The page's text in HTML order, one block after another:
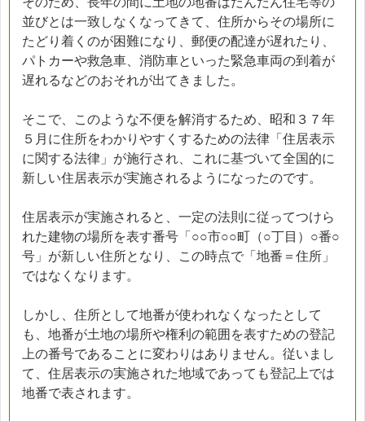
並びとは一致しなくなってきて、住所からその場所に
たどり着くのが困難になり、郵便の配達が遅れたり、
パトカーや救急車、消防車といった緊急車両の到着が
遅れるなどのおそれが出てきました。
そこで、このような不便を解消するため、昭和３７年
５月に住所をわかりやすくするための法律「住居表示
に関する法律」が施行され、これに基づいて全国的に
新しい住居表示が実施されるようになったのです。
住居表示が実施されると、一定の法則に従ってつけら
れた建物の場所を表す番号「○○市○○町（○丁目）○番○
号」が新しい住所となり、この時点で「地番＝住所」
ではなくなります。
しかし、住所として地番が使われなくなったとして
も、地番が土地の場所や権利の範囲を表すための登記
上の番号であることに変わりはありません。従いまし
て、住居表示の実施された地域であっても登記上では
地番で表されます。